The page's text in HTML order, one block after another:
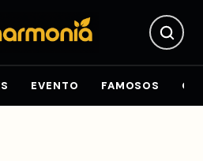
EVENTO FAMOSOS